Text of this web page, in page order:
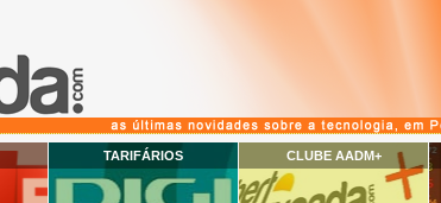
TARIFÁRIOS CLUBE AADM+